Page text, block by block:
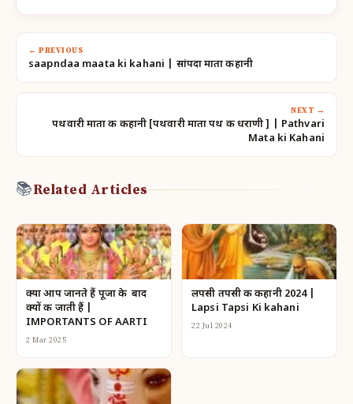
← PREVIOUS
saapndaa maata ki kahani | सांपदा माता कहानी
NEXT →
पथवारी माता की कहानी [पथवारी माता पथ की धराणी ] | Pathvari
Mata ki Kahani
📚Related Articles
क्या आप जानते हैं पूजा के बाद
क्यों की जाती हैं |
IMPORTANTS OF AARTI
2 Mar 2025
लपसी तपसी की कहानी 2024 |
Lapsi Tapsi Ki kahani
22 Jul 2024